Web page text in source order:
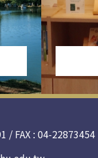
/ FAX : 04-22873454